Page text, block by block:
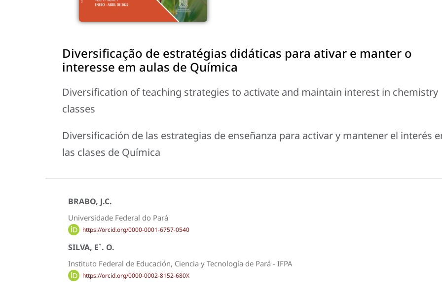
Diversificação de estratégias didáticas para ativar e manter o
interesse em aulas de Química
Diversification of teaching strategies to activate and maintain interest in chemistry
classes
Diversificación de las estrategias de enseñanza para activar y mantener el interés
las clases de Química
BRABO, J.C.
Universidade Federal do Pará
https://orcid.org/0000-0001-6757-0540
SILVA, E`. O.
Instituto Federal de Educación, Ciencia y Tecnología de Pará - IFPA
https://orcid.org/0000-0002-8152-680X